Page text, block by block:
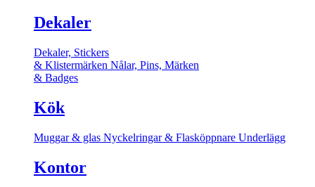
Dekaler
Dekaler, Stickers
& Klistermärken Nålar, Pins, Märken
& Badges
Kök
Muggar & glas Nyckelringar & Flasköppnare Underlägg
Kontor